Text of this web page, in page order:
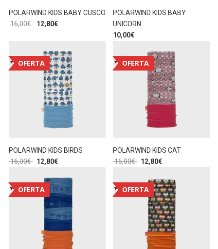
POLARWIND KIDS BABY CUSCO
16,00€ 12,80€
POLARWIND KIDS BABY
UNICORN
10,00€
OFERTA
POLARWIND KIDS BIRDS
16,00€ 12,80€
OFERTA
POLARWIND KIDS CAT
16,00€ 12,80€
OFERTA OFERTA